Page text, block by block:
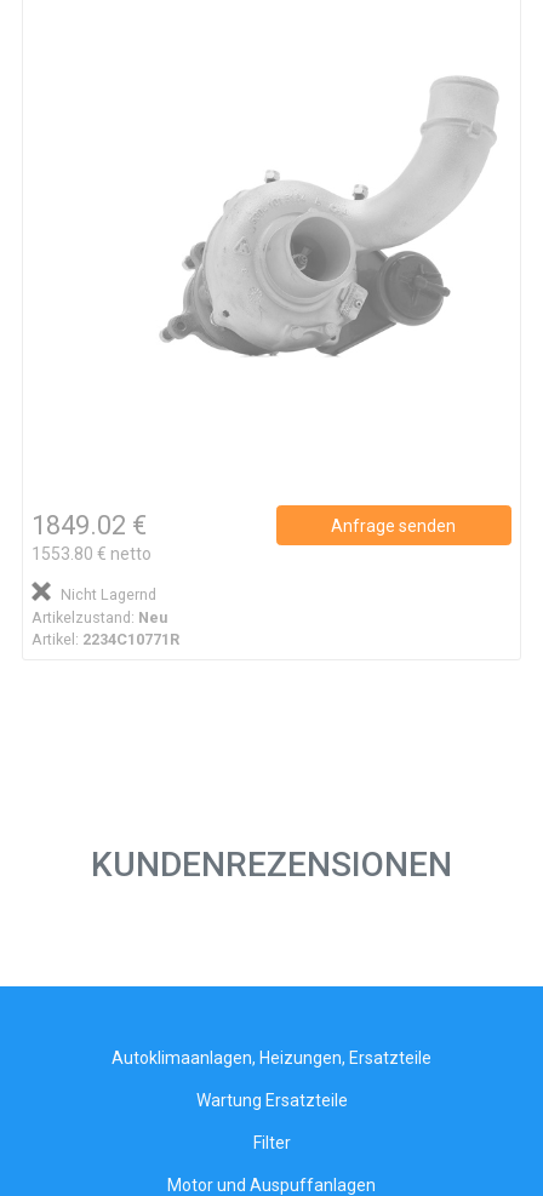
1849.02 €
1553.80 € netto
Anfrage senden
Nicht Lagernd
Artikelzustand: Neu
Artikel: 2234C10771R
KUNDENREZENSIONEN
Autoklimaanlagen, Heizungen, Ersatzteile
Wartung Ersatzteile
Filter
Motor und Auspuffanlagen